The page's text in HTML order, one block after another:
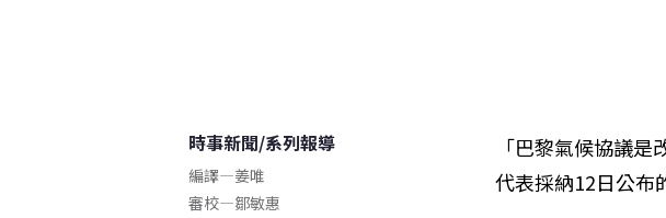
時事新聞/系列報導
編譯—姜唯
審校—鄒敏惠
「巴黎氣候協議
代表採納12日公布